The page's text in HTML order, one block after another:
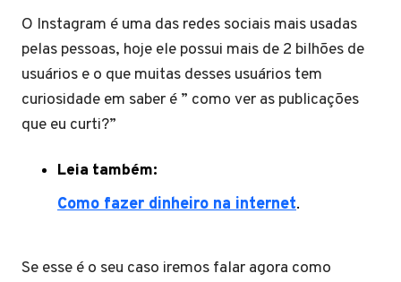
O Instagram é uma das redes sociais mais usadas
pelas pessoas, hoje ele possui mais de 2 bilhões de
usuários e o que muitas desses usuários tem
curiosidade em saber é ” como ver as publicações
que eu curti?”
Leia também:
Como fazer dinheiro na internet.
Se esse é o seu caso iremos falar agora como